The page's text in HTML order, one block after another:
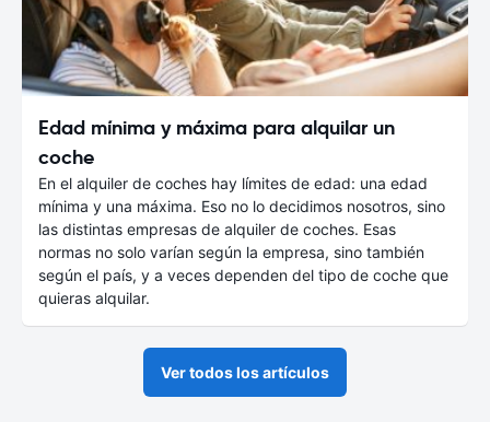
Edad mínima y máxima para alquilar un
coche
En el alquiler de coches hay límites de edad: una edad
mínima y una máxima. Eso no lo decidimos nosotros, sino
las distintas empresas de alquiler de coches. Esas
normas no solo varían según la empresa, sino también
según el país, y a veces dependen del tipo de coche que
quieras alquilar.
Ver todos los artículos